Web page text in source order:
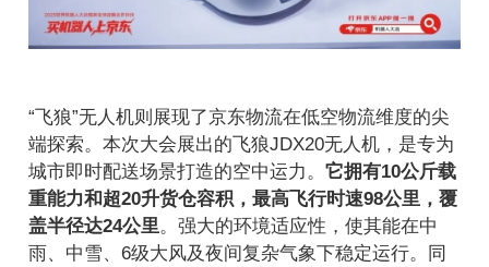
“飞狼”无人机则展现了京东物流在低空物流维度的尖
端探索。本次大会展出的飞狼JDX20无人机，是专为
城市即时配送场景打造的空中运力。它拥有10公斤载
重能力和超20升货仓容积，最高飞行时速98公里，覆
盖半径达24公里。强大的环境适应性，使其能在中
雨、中雪、6级大风及夜间复杂气象下稳定运行。同